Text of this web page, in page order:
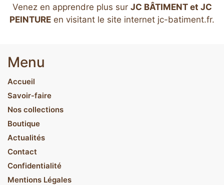
Venez en apprendre plus sur JC BÂTIMENT et JC
PEINTURE en visitant le site internet jc-batiment.fr.
Menu
Accueil
Savoir-faire
Nos collections
Boutique
Actualités
Contact
Confidentialité
Mentions Légales